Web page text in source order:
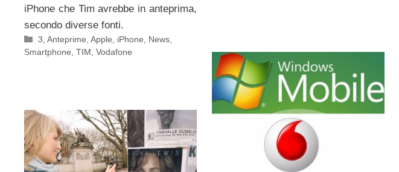
iPhone che Tim avrebbe in anteprima,
secondo diverse fonti.
Categorie
3 ,Anteprime ,Apple iPhone News
Smartphone TIM Vodafone